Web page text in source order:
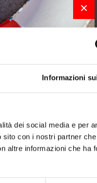
per la
per chi
davvero a bordo.
×
Informazioni
dei social media e per
con i nostri partner
altre informazioni che ha
bianco mm.178x4,8
disponibile